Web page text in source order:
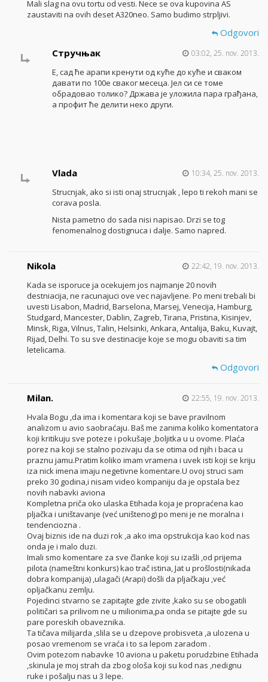
Mali slag na ovu tortu od vesti. Nece se ova kupovina AS
zaustaviti na ovih deset A320neo. Samo budimo strpljivi.
Odgovori
Стручњак
03:02, 25. nov. 2013.
Е, сад ће арапи кренути од куће до куће и сваком
давати по 100е сваког месеца. Јел си се томе
обрадовао толико? Држава је уложила пара грађана,
а профит ће делити неко други.
Vlada 10:34, 25. nov. 2013.
Strucnjak, ako si isti onaj strucnjak , lepo ti rekoh mani se
corava posla.
Nista pametno do sada nisi napisao. Drzi se tog
fenomenalnog dostignuca i dalje. Samo napred.
Nikola 22:42, 19. nov. 2013.
Kada se isporuce ja ocekujem jos najmanje 20 novih
destniacija, ne racunajuci ove vec najavljene. Po meni trebali bi
uvesti Lisabon, Madrid, Barselona, Marsej, Venecija, Hamburg,
Studgard, Mancester, Dablin, Zagreb, Tirana, Pristina, Kisinjev,
Minsk, Riga, Vilnus, Talin, Helsinki, Ankara, Antalija, Baku, Kuvajt,
Rijad, Delhi. To su sve destinacije koje se mogu obaviti sa tim
letelicama.
Odgovori
Milan. 22:55, 19. nov. 2013.
Hvala Bogu ,da ima i komentara koji se bave pravilnom
analizom u avio saobraćaju. Baš me zanima koliko komentatora
koji kritikuju sve poteze i pokušaje ,boljitka u u ovome. Plaća
porez na koji se stalno pozivaju da se otima od njih i baca u
praznu jamu.Pratim koliko imam vramena i uvek isti koji se kriju
iza nick imena imaju negetivne komentare.U ovoj struci sam
preko 30 godina,i nisam video kompaniju da je opstala bez
novih nabavki aviona
Kompletna priča oko ulaska Etihada koja je propraćena kao
pljačka i uništavanje (već uništenog) po meni je ne moralna i
tendenciozna .
Ovaj biznis ide na duzi rok ,a ako ima opstrukcija kao kod nas
onda je i malo duzi.
Imali smo komentare za sve članke koji su izašli ,od prijema
pilota (nameštni konkurs) kao trač istina, Jat u prošlosti(nikada
dobra kompanija) ,ulagači (Arapi) došli da pljačkaju ,već
opljačkanu zemlju.
Pojedinci stvarno se zapitajte gde zivite ,kako su se obogatili
političari sa prilivom ne u milionima,pa onda se pitajte gde su
pare poreskih obaveznika.
Ta tičava milijarda ,slila se u dzepove probisveta ,a ulozena u
posao vremenom se vraća i to sa lepom zaradom .
Ovim potezom nabavke 10 aviona u paketu porudzbine Etihada
,skinula je moj strah da zbog ološa koji su kod nas ,nedignu
ruke i pošalju nas u 3 lepe.